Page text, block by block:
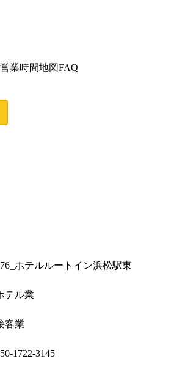
営業時間地図FAQ
ホテルルートイン浜松駅東
テル業
客業
1722-3145